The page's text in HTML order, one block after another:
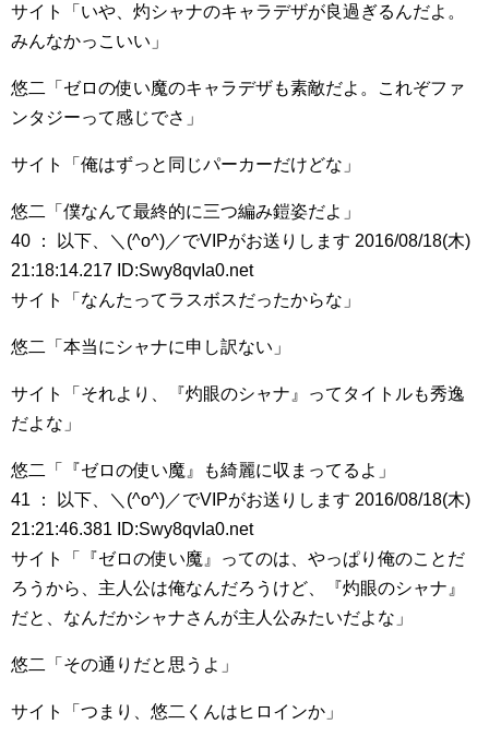
サイト「いや、灼シャナのキャラデザが良過ぎるんだよ。
みんなかっこいい」
悠二「ゼロの使い魔のキャラデザも素敵だよ。これぞファ
ンタジーって感じでさ」
サイト「俺はずっと同じパーカーだけどな」
悠二「僕なんて最終的に三つ編み鎧姿だよ」
40 ： 以下、＼(^o^)／でVIPがお送りします 2016/08/18(木)
21:18:14.217 ID:Swy8qvIa0.net
サイト「なんたってラスボスだったからな」
悠二「本当にシャナに申し訳ない」
サイト「それより、『灼眼のシャナ』ってタイトルも秀逸
だよな」
悠二「『ゼロの使い魔』も綺麗に収まってるよ」
41 ： 以下、＼(^o^)／でVIPがお送りします 2016/08/18(木)
21:21:46.381 ID:Swy8qvIa0.net
サイト「『ゼロの使い魔』ってのは、やっぱり俺のことだ
ろうから、主人公は俺なんだろうけど、『灼眼のシャナ』
だと、なんだかシャナさんが主人公みたいだよな」
悠二「その通りだと思うよ」
サイト「つまり、悠二くんはヒロインか」